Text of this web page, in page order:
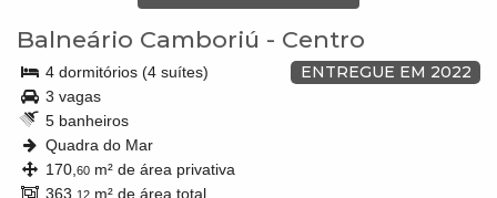
Balneário Camboriú - Centro
ENTREGUE EM 2022
4 dormitórios (4 suítes)
3 vagas
5 banheiros
Quadra do Mar
170, 60 m² de área privativa
363, 12 m² de área total